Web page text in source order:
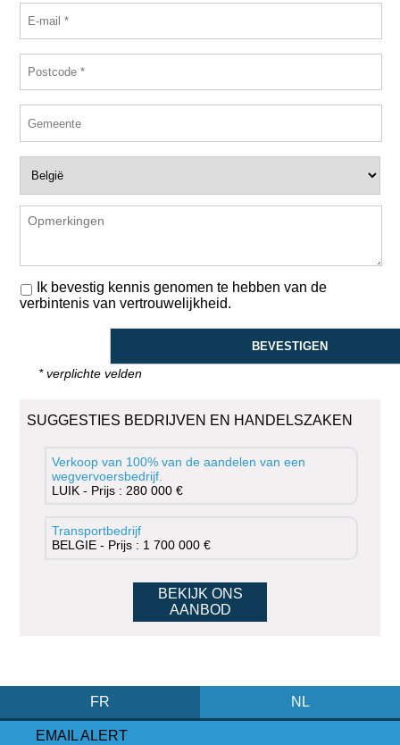
Ik bevestig kennis genomen te hebben van de
verbintenis van vertrouwelijkheid.
* verplichte velden
SUGGESTIES BEDRIJVEN EN HANDELSZAKEN
Verkoop van 100% van de aandelen van een
wegvervoersbedrijf.
LUIK - Prijs : 280 000 €
Transportbedrijf
BELGIE - Prijs : 1 700 000 €
BEKIJK ONS
AANBOD
FR NL
EMAIL ALERT